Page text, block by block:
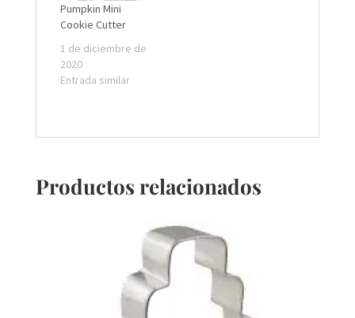
Pumpkin Mini
Cookie Cutter
1 de diciembre de
2020
Entrada similar
Productos relacionados